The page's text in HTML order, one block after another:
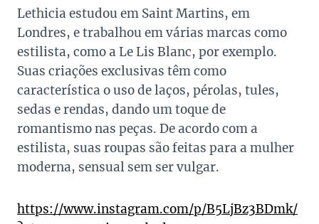
Lethicia estudou em Saint Martins, em
Londres, e trabalhou em várias marcas como
estilista, como a Le Lis Blanc, por exemplo.
Suas criações exclusivas têm como
característica o uso de laços, pérolas, tules,
sedas e rendas, dando um toque de
romantismo nas peças. De acordo com a
estilista, suas roupas são feitas para a mulher
moderna, sensual sem ser vulgar.
https://www.instagram.com/p/B5LjBz3BDmk/